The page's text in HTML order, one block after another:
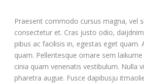
Praesent commodo cursus magna, vel
consectetur et. Cras justo odio,
pibus ac facilisis in, egestas eget quam.
quam. Pellentesque ornare sem laikume
cinia quam venenatis vestibulum. Nulla
pharetra augue. Fusce dapibusju